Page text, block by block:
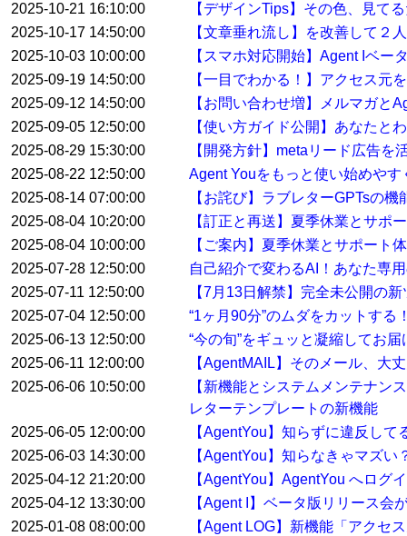
2025-10-21 16:10:00
【デザインTips】その色、見て
2025-10-17 14:50:00
【文章垂れ流し】を改善して２
2025-10-03 10:00:00
【スマホ対応開始】Agent Iベー
2025-09-19 14:50:00
【一目でわかる！】アクセス元
2025-09-12 14:50:00
【お問い合わせ増】メルマガと
2025-09-05 12:50:00
【使い方ガイド公開】あなたと
2025-08-29 15:30:00
【開発方針】metaリード広告を
2025-08-22 12:50:00
Agent Youをもっと使い始めや
2025-08-14 07:00:00
【お詫び】ラブレターGPTsの
2025-08-04 10:20:00
【訂正と再送】夏季休業とサポ
2025-08-04 10:00:00
【ご案内】夏季休業とサポート
2025-07-28 12:50:00
自己紹介で変わるAI！あなた専
2025-07-11 12:50:00
【7月13日解禁】完全未公開の
2025-07-04 12:50:00
“1ヶ月90分”のムダをカットす
2025-06-13 12:50:00
“今の旬”をギュッと凝縮してお
2025-06-11 12:00:00
【AgentMAIL】そのメール、大
2025-06-06 10:50:00
【新機能とシステムメンテナン
レターテンプレートの新機能
2025-06-05 12:00:00
【AgentYou】知らずに違反し
2025-06-03 14:30:00
【AgentYou】知らなきゃマズ
2025-04-12 21:20:00
【AgentYou】AgentYou へログ
2025-04-12 13:30:00
【Agent I】ベータ版リリース会
2025-01-08 08:00:00
【Agent LOG】新機能「アクセ